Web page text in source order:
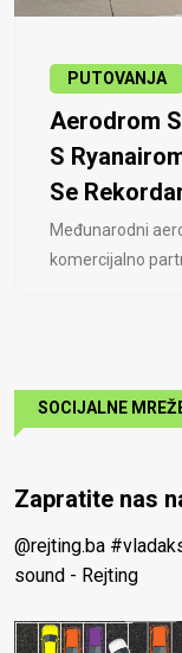
PUTOVANJA
Aerodrom
S
Se
Međunarodni
komercijalno
SOCIJALNE
Zapratite nas
@rejting.ba
sound - Rejting